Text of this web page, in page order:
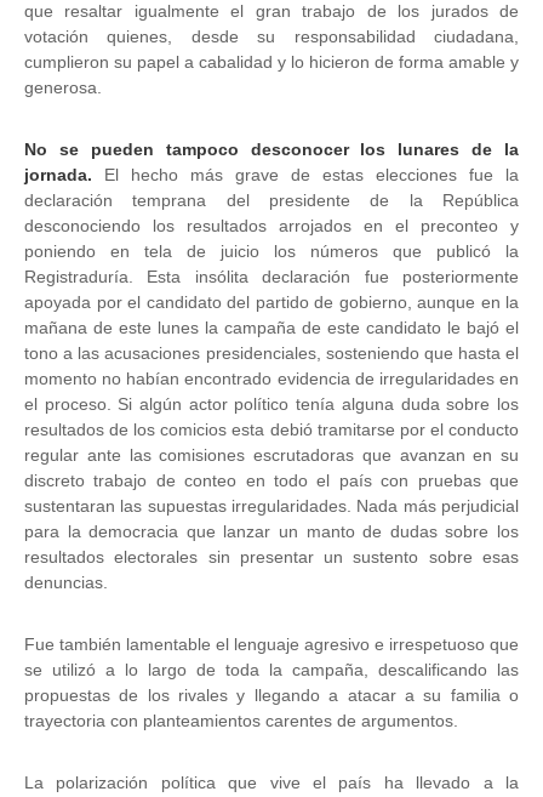
que resaltar igualmente el gran trabajo de los jurados de
votación quienes, desde su responsabilidad ciudadana,
cumplieron su papel a cabalidad y lo hicieron de forma amable y
generosa.
No se pueden tampoco desconocer los lunares de la
jornada. El hecho más grave de estas elecciones fue la
declaración temprana del presidente de la República
desconociendo los resultados arrojados en el preconteo y
poniendo en tela de juicio los números que publicó la
Registraduría. Esta insólita declaración fue posteriormente
apoyada por el candidato del partido de gobierno, aunque en la
mañana de este lunes la campaña de este candidato le bajó el
tono a las acusaciones presidenciales, sosteniendo que hasta el
momento no habían encontrado evidencia de irregularidades en
el proceso. Si algún actor político tenía alguna duda sobre los
resultados de los comicios esta debió tramitarse por el conducto
regular ante las comisiones escrutadoras que avanzan en su
discreto trabajo de conteo en todo el país con pruebas que
sustentaran las supuestas irregularidades. Nada más perjudicial
para la democracia que lanzar un manto de dudas sobre los
resultados electorales sin presentar un sustento sobre esas
denuncias.
Fue también lamentable el lenguaje agresivo e irrespetuoso que
se utilizó a lo largo de toda la campaña, descalificando las
propuestas de los rivales y llegando a atacar a su familia o
trayectoria con planteamientos carentes de argumentos.
La polarización política que vive el país ha llevado a la